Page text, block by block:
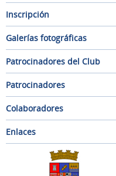
Inscripción
Galerías fotográficas
Patrocinadores del Club
Patrocinadores
Colaboradores
Enlaces